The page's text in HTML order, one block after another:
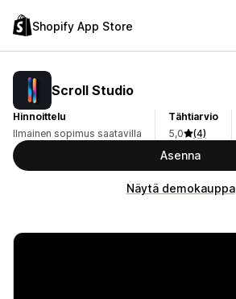
Shopify App Store
Scroll Studio
Hinnoittelu
Ilmainen sopimus saatavilla
Tähtiarvio
5,0
(4)
Asenna
Näytä demokauppa